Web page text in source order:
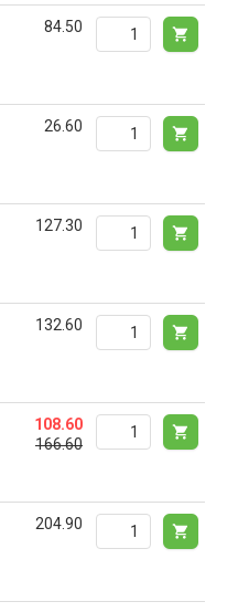
84.50
26.60
127.30
132.60
108.60
166.60
204.90